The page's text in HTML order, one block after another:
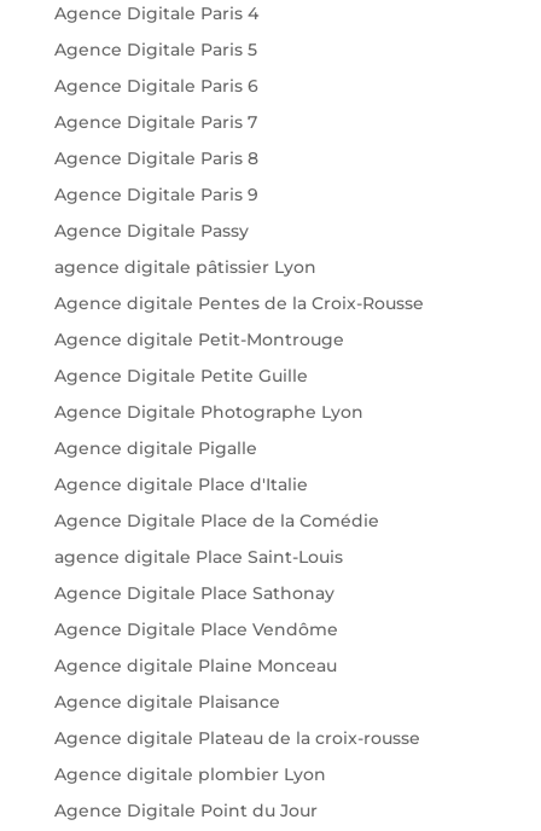
Agence Digitale Paris 4
Agence Digitale Paris 5
Agence Digitale Paris 6
Agence Digitale Paris 7
Agence Digitale Paris 8
Agence Digitale Paris 9
Agence Digitale Passy
agence digitale pâtissier Lyon
Agence digitale Pentes de la Croix-Rousse
Agence digitale Petit-Montrouge
Agence Digitale Petite Guille
Agence Digitale Photographe Lyon
Agence digitale Pigalle
Agence digitale Place d'Italie
Agence Digitale Place de la Comédie
agence digitale Place Saint-Louis
Agence Digitale Place Sathonay
Agence Digitale Place Vendôme
Agence digitale Plaine Monceau
Agence digitale Plaisance
Agence digitale Plateau de la croix-rousse
Agence digitale plombier Lyon
Agence Digitale Point du Jour